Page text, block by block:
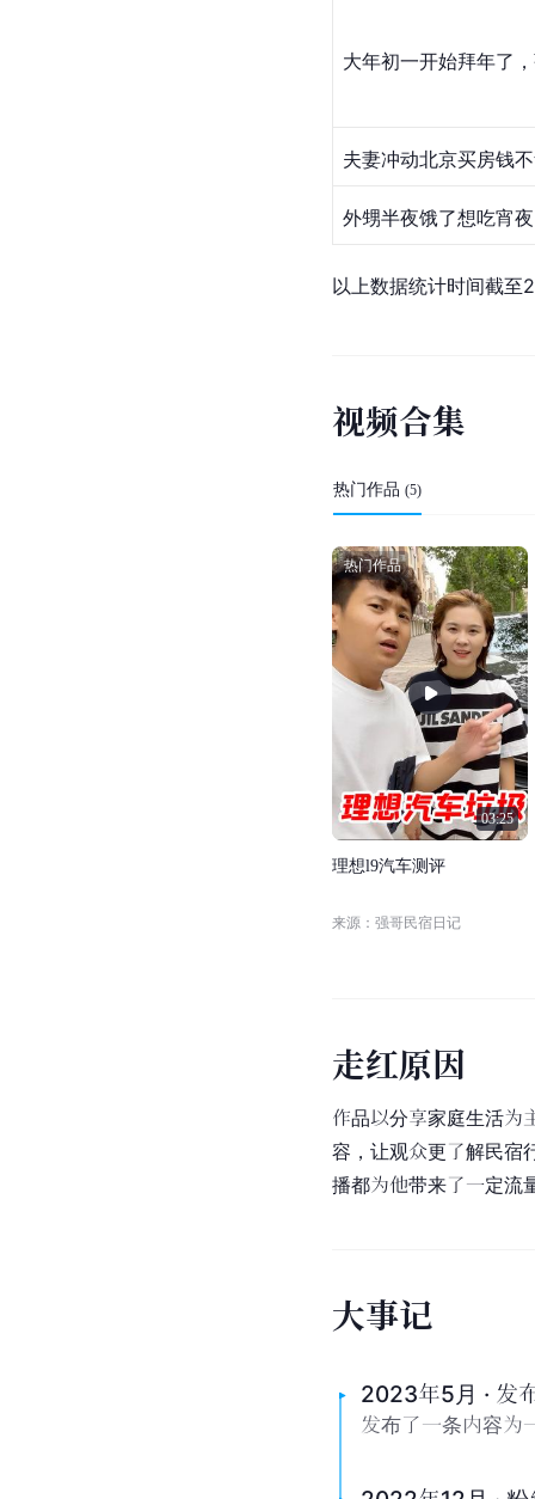
大年初一开始拜年了
夫妻冲动北京买房钱
外甥半夜饿了想吃宵夜
以上数据统计时间截
视频合集
热门作品 (5)
03:25
热门作品
理想l9汽车测 评
来源：强哥民宿日记
走红原因
作品以分享家庭生活为
容，让观众更了解民宿
播都为他带来了一定流
大事记
2023年5月 · 发
发布了一条内容为